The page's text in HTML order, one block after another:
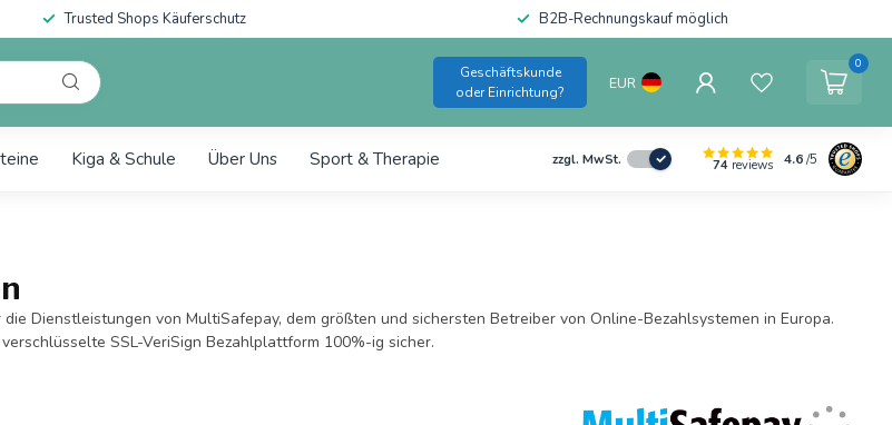
Trusted Shops Käuferschutz B2B-Rechnungskauf möglich
Geschäftskunde
oder Einrichtung?
EUR
0
Kiga & Schule Über Uns Sport & Therapie zzgl. MwSt. 74 reviews 4.6/5
Dienstleistungen von MultiSafepay, dem größten und sichersten Betreiber von Online-Bezahlsystemen in Europa.
SSL-VeriSign Bezahlplattform 100%-ig sicher.